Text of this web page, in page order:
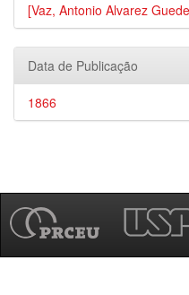
[Vaz, Antonio Alvarez
Data de Publicação
1866